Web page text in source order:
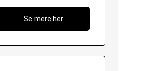
Se mere her